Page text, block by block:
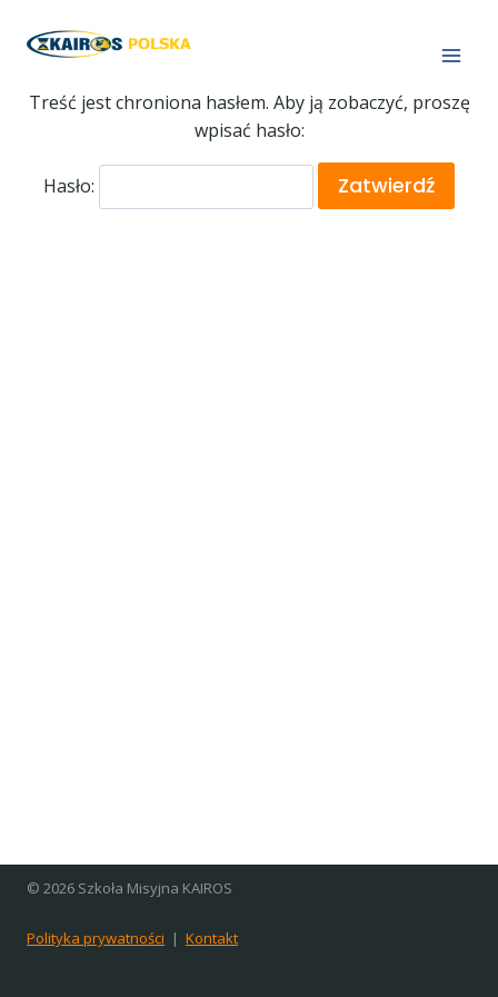
Treść jest chroniona hasłem. Aby ją zobaczyć, proszę
wpisać hasło:
Hasło:
© 2026 Szkoła Misyjna KAIROS
Polityka prywatności | Kontakt